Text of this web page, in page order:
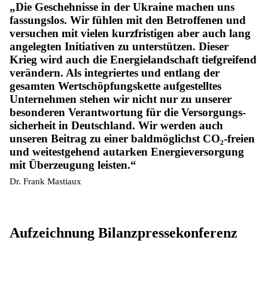
Die Geschehnisse in der Ukraine machen uns
fassungslos. Wir fühlen mit den Betroffenen und
versuchen mit vielen kurzfristigen aber auch lang
angelegten Initiativen zu unterstützen. Dieser
Krieg wird auch die Energie­landschaft tiefgreifend
verändern. Als integriertes und entlang der
gesamten Wert­schöpfungs­kette aufgestelltes
Unternehmen stehen wir nicht nur zu unserer
besonderen Verantwortung für die Versorgungs­
sicherheit in Deutschland. Wir werden auch
unseren Beitrag zu einer baldmöglichst CO₂-freien
und weitestgehend autarken Energie­versorgung
mit Überzeugung leisten.
Dr. Frank Mastiaux
Aufzeichnung Bilanzpressekonferenz